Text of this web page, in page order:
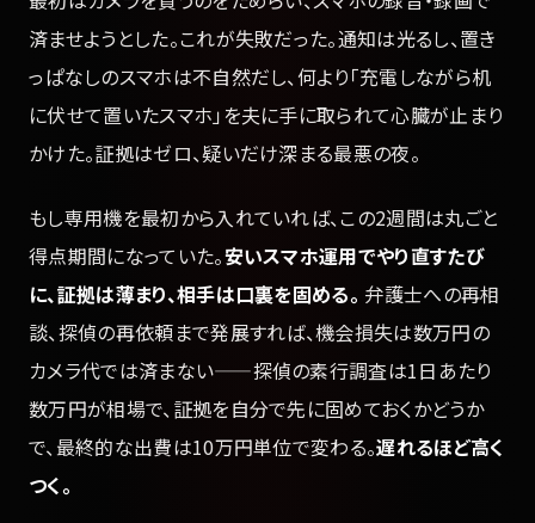
済ませようとした。これが失敗だった。通知は光るし、置き
っぱなしのスマホは不自然だし、何より「充電しながら机
に伏せて置いたスマホ」を夫に手に取られて心臓が止まり
かけた。証拠はゼロ、疑いだけ深まる最悪の夜。
もし専用機を最初から入れていれば、この2週間は丸ごと
得点期間になっていた。安いスマホ運用でやり直すたび
に、証拠は薄まり、相手は口裏を固める。 弁護士への再相
談、探偵の再依頼まで発展すれば、機会損失は数万円の
カメラ代では済まない——探偵の素行調査は1日あたり
数万円が相場で、証拠を自分で先に固めておくかどうか
で、最終的な出費は10万円単位で変わる。遅れるほど高く
つく。